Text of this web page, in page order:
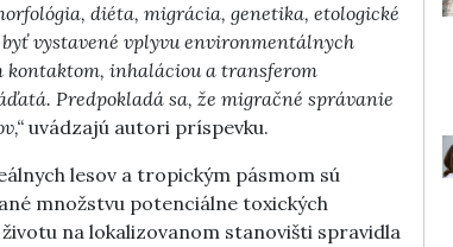
diéta, migrácia, genetika, etologické
vystavené vplyvu environmentálnych
inhaláciou a transferom
Predpokladá sa, že migračné správanie
uvádzajú autori príspevku.
lesov a tropickým pásmom sú
množstvu potenciálne toxických
na lokalizovanom stanovišti spravidla